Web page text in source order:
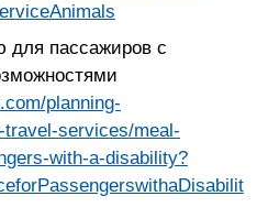
для пассажиров с
planning-
services/meal-
with-a-disability?